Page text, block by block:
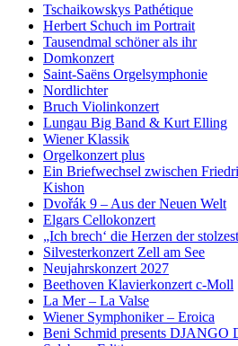
Tschaikowskys Pathétique
Herbert Schuch im Portrait
Tausendmal schöner als ihr
Domkonzert
Saint-Saëns Orgelsymphonie
Nordlichter
Bruch Violinkonzert
Lungau Big Band & Kurt Elling
Wiener Klassik
Orgelkonzert plus
Ein Briefwechsel zwischen
Kishon
Dvořák 9 – Aus der Neuen Welt
Elgars Cellokonzert
„Ich brech‘ die Herzen der
Silvesterkonzert Zell am See
Neujahrskonzert 2027
Beethoven Klavierkonzert c-Moll
La Mer – La Valse
Wiener Symphoniker – Eroica
Beni Schmid presents DJANGO